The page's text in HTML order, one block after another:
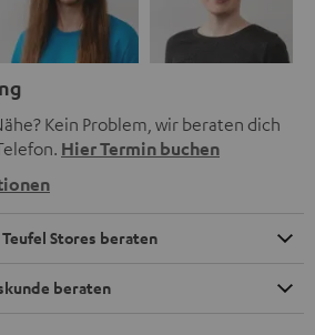
Kein Problem, wir beraten dich
Hier Termin buchen
Stores beraten
beraten